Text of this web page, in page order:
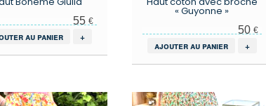
55€
au panier +
« Guyonne »
50 €
ajouter au panier +